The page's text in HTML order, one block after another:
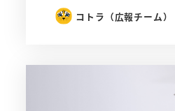
コトラ（広報チーム）